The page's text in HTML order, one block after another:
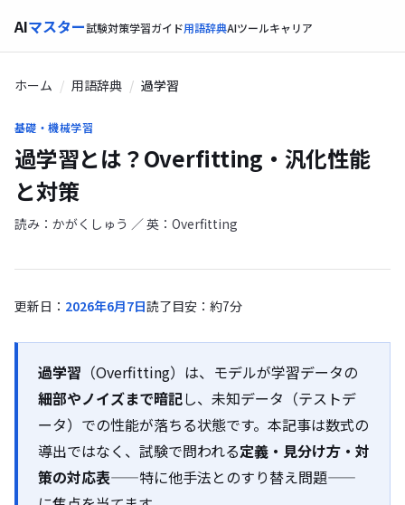
AIマスター試験対策学習ガイド用語辞典AIツールキャリア
ホーム 用語辞典 過学習
基礎・機械学習
過学習とは？Overfitting・汎化性能
と対策
読み：かがくしゅう ／ 英：Overfitting
更新日： 2026年6月7日読了目安：約7分
過学習 （Overfitting）は、モデルが学習データの
細部やノイズまで暗記し、未知データ（テストデ
ータ）での性能が落ちる状態です。本記事は数式の
導出ではなく、試験で問われる定義・見分け方・対
策の対応表——特に他手法とのすり替え問題——